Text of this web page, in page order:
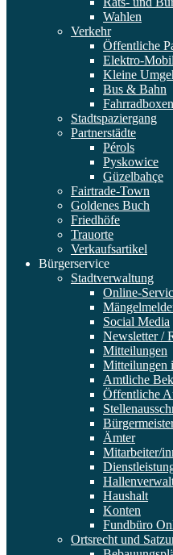
Wahlen
Verkehr
Öffentliche
Elektro-
Kleine
Bus & Bahn
Fahrradboxen
Stadtspaziergang
Partnerstädte
Pérols
Pyskowice
Güzelbahçe
Fairtrade-Town
Goldenes Buch
Friedhöfe
Trauorte
Verkaufsartikel
Bürgerservice
Stadtverwaltung
Online-
Social Media
Newsletter /
Mitteilungen
Mitteilungen
Amtliche
Öffentliche
Ämter
Mitarbeiter/
Haushalt
Konten
Fundbüro
Ortsrecht und